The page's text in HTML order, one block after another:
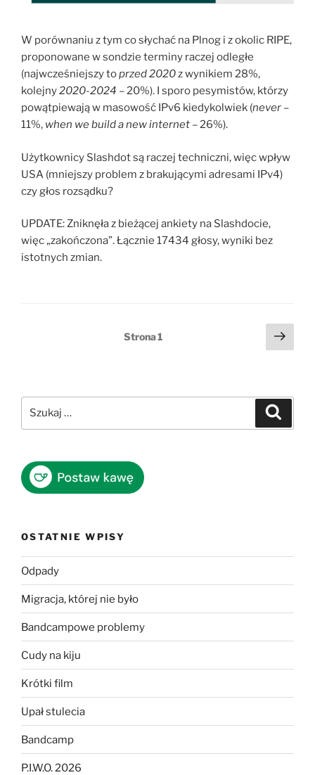
W porównaniu z tym co słychać na Plnog i z okolic RIPE,
proponowane w sondzie terminy raczej odległe
(najwcześniejszy toprzed 2020z wynikiem 28%,
kolejny2020-2024 – 20%). I sporo pesymistów, którzy
powątpiewają w masowość IPv6 kiedykolwiek (never –
11%, when we build a new internet – 26%).
Użytkownicy Slashdot są raczej techniczni, więc wpływ
USA (mniejszy problem z brakującymi adresami IPv4)
czy głos rozsądku?
UPDATE: Zniknęła z bieżącej ankiety na Slashdocie,
więc „zakończona”. Łącznie 17434 głosy, wyniki bez
istotnych zmian.
Strona1
OSTATNIE WPISY
Odpady
Migracja, której nie było
Bandcampowe problemy
Cudy na kiju
Krótki film
Upał stulecia
Bandcamp
P.I.W.O. 2026